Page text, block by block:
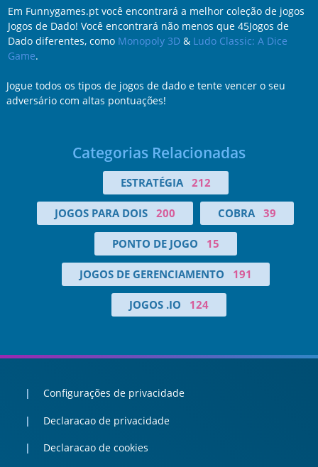
Em Funnygames.pt você encontrará a melhor coleção de jogos
Jogos de Dado! Você encontrará não menos que 45Jogos de
Dado diferentes, como Monopoly 3D& Ludo Classic: A Dice
Game.
Jogue todos os tipos de jogos de dado e tente vencer o seu
adversário com altas pontuações!
Categorias Relacionadas
ESTRATÉGIA 212
JOGOS PARA DOIS 200 COBRA 39
PONTO DE JOGO 15
JOGOS DE GERENCIAMENTO 191
JOGOS .IO 124
Configurações de privacidade
Declaracao de privacidade
Declaracao de cookies